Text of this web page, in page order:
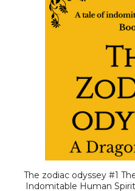
The zodiac odyssey #1
Indomitable Human